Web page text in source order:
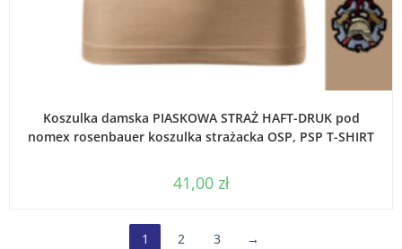
Koszulka damska PIASKOWA STRAŻ HAFT-DRUK pod
nomex rosenbauer koszulka strażacka OSP, PSP T-SHIRT
41,00 zł
1 2 3 →